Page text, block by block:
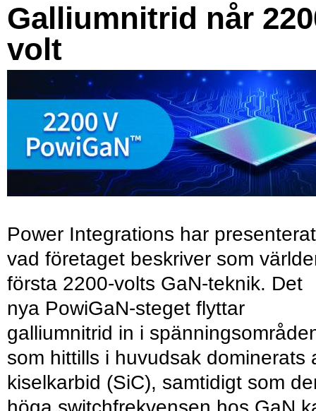
Galliumnitrid når
volt
Power Integrations har presenterat
vad företaget beskriver som
första 2200-volts GaN-teknik. Det
nya PowiGaN-steget flyttar
galliumnitrid in i
som hittills i huvudsak dominerats
kiselkarbid (SiC), samtidigt som